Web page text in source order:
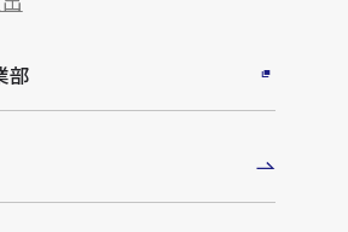
部